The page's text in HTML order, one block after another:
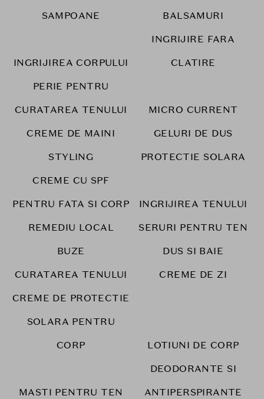
SAMPOANE
BALSAMURI
INGRIJIREA CORPULUI
INGRIJIRE FARA
CLATIRE
PERIE PENTRU
CURATAREA TENULUI
MICRO CURRENT
CREME DE MAINI
GELURI DE DUS
STYLING
PROTECTIE SOLARA
CREME CU SPF
PENTRU FATA SI CORP
INGRIJIREA TENULUI
REMEDIU LOCAL
SERURI PENTRU TEN
BUZE
DUS SI BAIE
CURATAREA TENULUI
CREME DE ZI
CREME DE PROTECTIE
SOLARA PENTRU
CORP
LOTIUNI DE CORP
MASTI PENTRU TEN
DEODORANTE SI
ANTIPERSPIRANTE